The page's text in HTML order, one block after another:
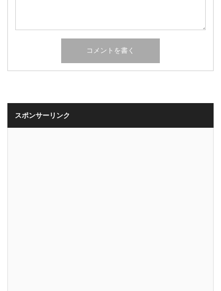
スポンサーリンク